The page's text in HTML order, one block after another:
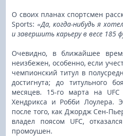
О своих планах спортсмен
Sports: «Да, когда-нибудь я
и завершить карьеру в весе 185
Очевидно, в ближайшее
неизбежен, особенно, если
чемпионский титул в
достигнута; до титульного
месяцев. 15-го марта на UFC
Хендрикса и Робби Лоулера.
после того, как Джордж Сен-
владел поясом UFC,
промоушен.